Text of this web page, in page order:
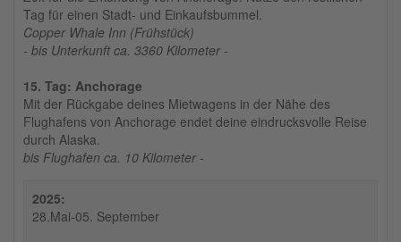
Tag für einen Stadt- und Einkaufsbummel.
Copper Whale Inn (Frühstück)
- bis Unterkunft ca. 3360 Kilometer -
15. Tag: Anchorage
Mit der Rückgabe deines Mietwagens in der Nähe des
Flughafens von Anchorage endet deine eindrucksvolle Reise
durch Alaska.
bis Flughafen ca. 10 Kilometer -
2025:
28.Mai-05. September